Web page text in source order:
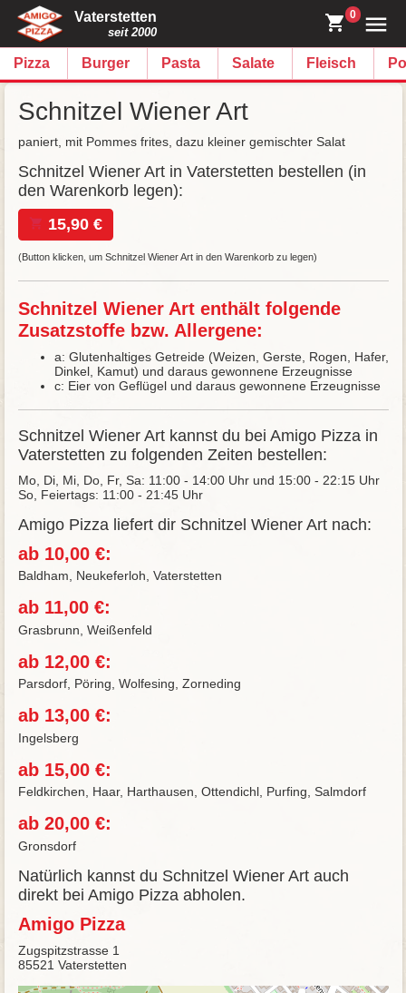
Vaterstetten
seit 2000
0
Pizza Burger Pasta Salate Fleisch
Schnitzel Wiener Art
paniert, mit Pommes frites, dazu kleiner gemischter Salat
Schnitzel Wiener Art in Vaterstetten bestellen (in
den Warenkorb legen):
15,90 €
(Button klicken, um Schnitzel Wiener Art in den Warenkorb zu legen)
Schnitzel Wiener Art enthält folgende
Zusatzstoffe bzw. Allergene:
a: Glutenhaltiges Getreide (Weizen, Gerste, Rogen, Hafer,
Dinkel, Kamut) und daraus gewonnene Erzeugnisse
c: Eier von Geflügel und daraus gewonnene Erzeugnisse
Schnitzel Wiener Art kannst du bei Amigo Pizza in
Vaterstetten zu folgenden Zeiten bestellen:
Mo, Di, Mi, Do, Fr, Sa: 11:00 - 14:00 Uhr und 15:00 - 22:15 Uhr
So, Feiertags: 11:00 - 21:45 Uhr
Amigo Pizza liefert dir Schnitzel Wiener Art nach:
ab 10,00 €:
Baldham, Neukeferloh, Vaterstetten
ab 11,00 €:
Grasbrunn, Weißenfeld
ab 12,00 €:
Parsdorf, Pöring, Wolfesing, Zorneding
ab 13,00 €:
Ingelsberg
ab 15,00 €:
Feldkirchen, Haar, Harthausen, Ottendichl, Purfing, Salmdorf
ab 20,00 €:
Gronsdorf
Natürlich kannst du Schnitzel Wiener Art auch
direkt bei Amigo Pizza abholen.
Amigo Pizza
Zugspitzstrasse 1
85521 Vaterstetten